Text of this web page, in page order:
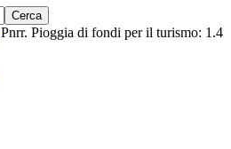
Pnrr. Pioggia di fondi per il turismo: 1.4